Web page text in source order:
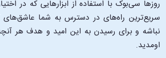
‌روزها سی‌بوک با استفاده از ابزارهایی که در
سریع‌ترین راه‌های در دسترس به شما
نباشه و برای رسیدن به این امید و هدف هر
اومدید.